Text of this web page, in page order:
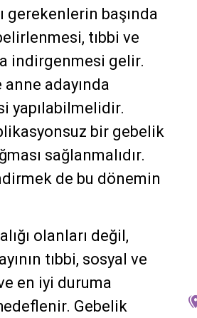
gerekenlerin başında
tıbbi ve
indirgenmesi gelir.
adayında
yapılabilmelidir.
bir gebelik
sağlanmalıdır.
de bu dönemin
olanları değil,
tıbbi, sosyal ve
en iyi duruma
Gebelik